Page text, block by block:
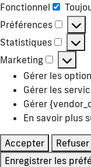
Fonctionnel
Préférences
Statistiques
Marketing
Gérer les
Gérer les
Gérer
En savoir plus
Accepter Refuser
Enregistrer les